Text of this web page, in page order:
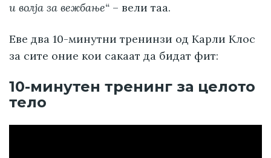
и волја за вежбање“ – вели таа.
Еве два 10-минутни тренинзи од Карли Клос
за сите оние кои сакаат да бидат фит:
10-минутен тренинг за целото
тело